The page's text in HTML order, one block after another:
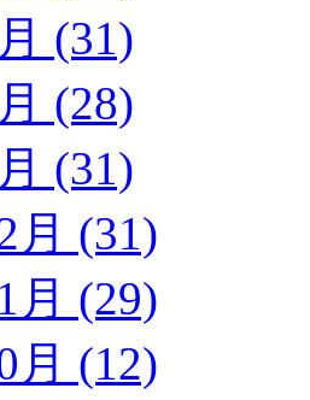
(31)
(28)
(31)
月 (31)
月 (29)
月 (12)